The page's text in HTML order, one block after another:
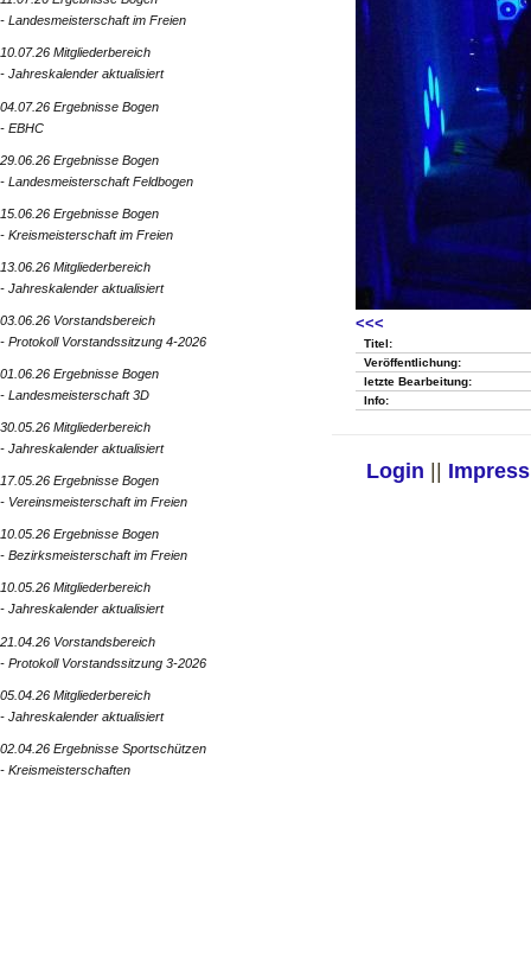
<<<
Titel:
Veröffentlichung:
letzte Bearbeitung:
Info:
Login
- Landesmeisterschaft im Freien
10.07.26 Mitgliederbereich
- Jahreskalender aktualisiert
04.07.26 Ergebnisse Bogen
- EBHC
29.06.26 Ergebnisse Bogen
- Landesmeisterschaft Feldbogen
15.06.26 Ergebnisse Bogen
- Kreismeisterschaft im Freien
13.06.26 Mitgliederbereich
- Jahreskalender aktualisiert
03.06.26 Vorstandsbereich
- Protokoll Vorstandssitzung 4-2026
01.06.26 Ergebnisse Bogen
- Landesmeisterschaft 3D
30.05.26 Mitgliederbereich
- Jahreskalender aktualisiert
17.05.26 Ergebnisse Bogen
- Vereinsmeisterschaft im Freien
10.05.26 Ergebnisse Bogen
- Bezirksmeisterschaft im Freien
10.05.26 Mitgliederbereich
- Jahreskalender aktualisiert
21.04.26 Vorstandsbereich
- Protokoll Vorstandssitzung 3-2026
05.04.26 Mitgliederbereich
- Jahreskalender aktualisiert
02.04.26 Ergebnisse Sportschützen
- Kreismeisterschaften